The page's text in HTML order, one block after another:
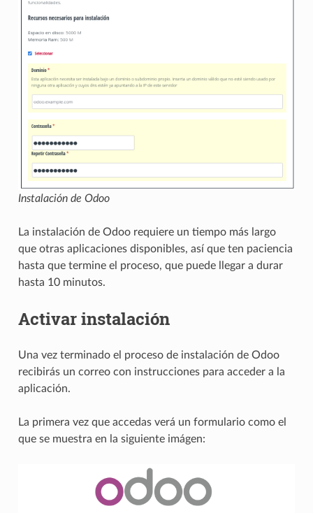
Instalación de Odoo
La instalación de Odoo requiere un tiempo más largo
que otras aplicaciones disponibles, así que ten paciencia
hasta que termine el proceso, que puede llegar a durar
hasta 10 minutos.
Activar instalación
Una vez terminado el proceso de instalación de Odoo
recibirás un correo con instrucciones para acceder a la
aplicación.
La primera vez que accedas verá un formulario como el
que se muestra en la siguiente imágen: